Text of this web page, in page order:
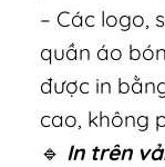
– Các logo,
quần áo
được in
cao, không
🔹 In trên